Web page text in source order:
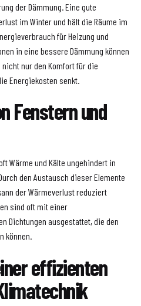
der Dämmung. Eine gute
im Winter und hält die Räume im
für Heizung und
in eine bessere Dämmung können
nur den Komfort für die
Energiekosten senkt.
Fenstern und
Wärme und Kälte ungehindert in
den Austausch dieser Elemente
der Wärmeverlust reduziert
sind oft mit einer
Dichtungen ausgestattet, die den
können.
effizienten